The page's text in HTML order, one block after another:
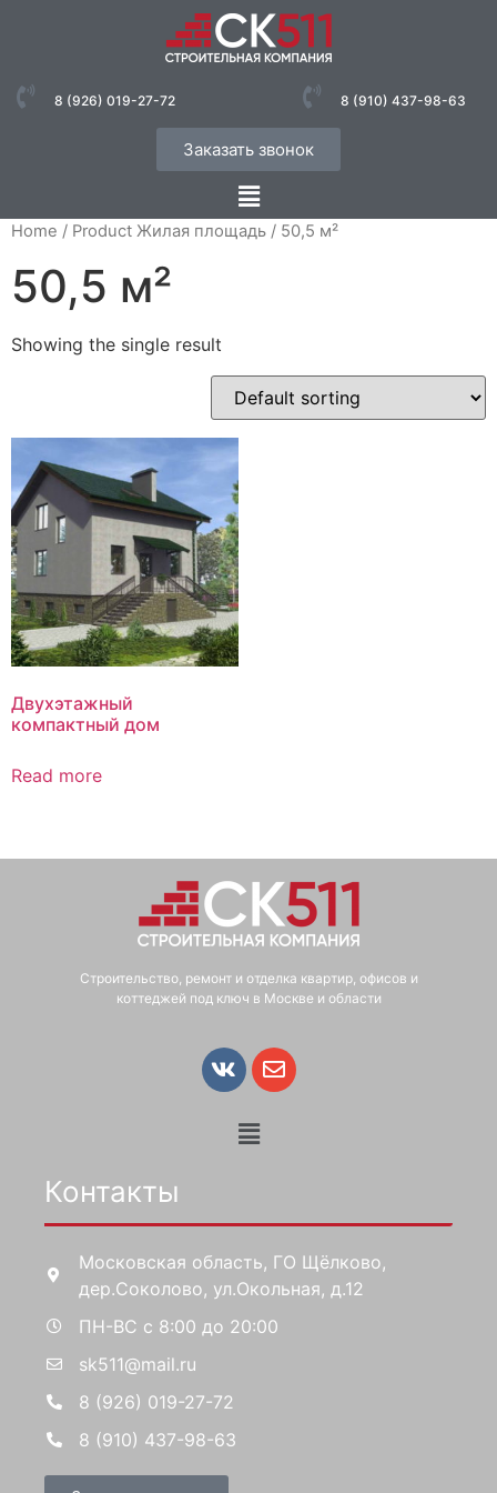
8 (926) 019-27-72 8 (910) 437-98-63
Заказать звонок
Home / Product Жилая площадь / 50,5 м²
50,5 м²
Showing the single result
Двухэтажный
компактный дом
Read more
Строительство, ремонт и отделка квартир, офисов и
коттеджей под ключ в Москве и области
Контакты
Московская область, ГО Щёлково,
дер.Соколово, ул.Окольная, д.12
ПН-ВС с 8:00 до 20:00
sk511@mail.ru
8 (926) 019-27-72
8 (910) 437-98-63